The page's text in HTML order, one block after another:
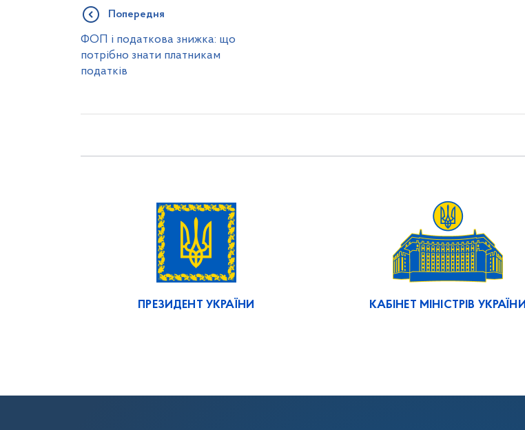
Попередня
ФОП і податкова знижка: що
потрібно знати платникам
податків
ПРЕЗИДЕНТ УКРАЇНИ КАБІНЕТ МІНІСТРІВ УКРАЇНИ